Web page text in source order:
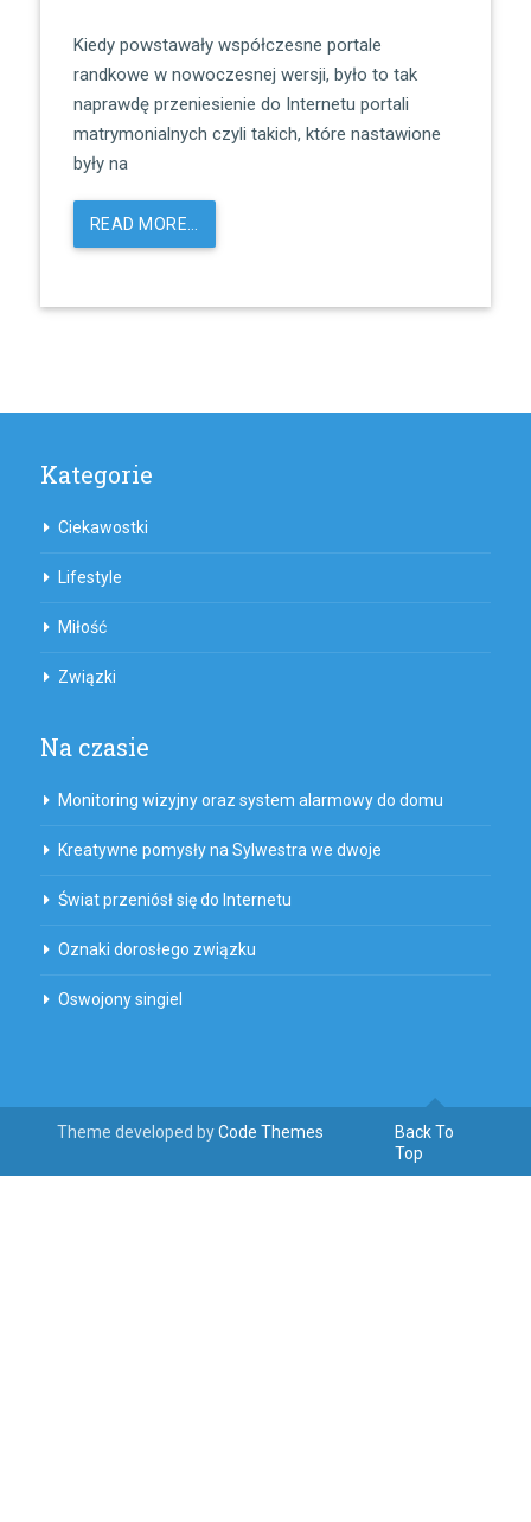
Kiedy powstawały współczesne portale
randkowe w nowoczesnej wersji, było to tak
naprawdę przeniesienie do Internetu portali
matrymonialnych czyli takich, które nastawione
były na
READ MORE…
Kategorie
Ciekawostki
Lifestyle
Miłość
Związki
Na czasie
Monitoring wizyjny oraz system alarmowy do domu
Kreatywne pomysły na Sylwestra we dwoje
Świat przeniósł się do Internetu
Oznaki dorosłego związku
Oswojony singiel
Theme developed byCode Themes
Back To
Top